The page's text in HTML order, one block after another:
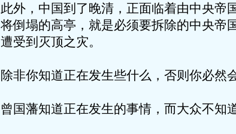
此外，中国到了晚清，正面临着由中央帝
将倒塌的高亭，就是必须要拆除的中央帝
遭受到灭顶之灾。
除非你知道正在发生些什么，否则你必然
曾国藩知道正在发生的事情，而大众不知